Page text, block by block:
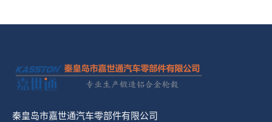
秦皇岛市嘉世通汽车零部件有限公司